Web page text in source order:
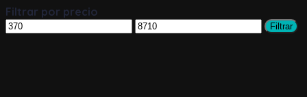
Filtrar por precio
Filtrar